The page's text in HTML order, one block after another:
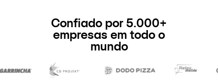
Confiado por 5.000+
empresas em todo o
mundo